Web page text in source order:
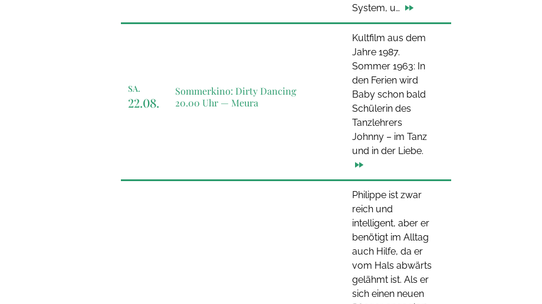
System, u…
SA.
22.08.
Sommerkino: Dirty Dancing
20.00 Uhr — Meura
Kultfilm aus dem
Jahre 1987.
Sommer 1963: In
den Ferien wird
Baby schon bald
Schülerin des
Tanzlehrers
Johnny – im Tanz
und in der Liebe.
Philippe ist zwar
reich und
intelligent, aber er
benötigt im Alltag
auch Hilfe, da er
vom Hals abwärts
gelähmt ist. Als er
sich einen neuen